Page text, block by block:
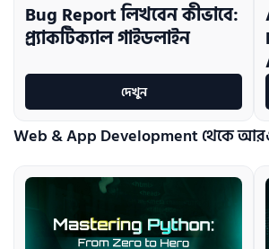
Bug Report লিখবেন কীভাবে:
প্র্যাকটিক্যাল গাইডলাইন
দেখুন
Web & App Development থেকে